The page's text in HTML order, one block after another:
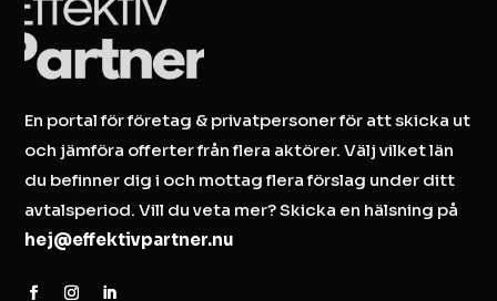
En portal för företag & privatpersoner för att skicka ut
och jämföra offerter från flera aktörer. Välj vilket län
du befinner dig i och mottag flera förslag under ditt
avtalsperiod. Vill du veta mer? Skicka en hälsning på
hej@effektivpartner.nu